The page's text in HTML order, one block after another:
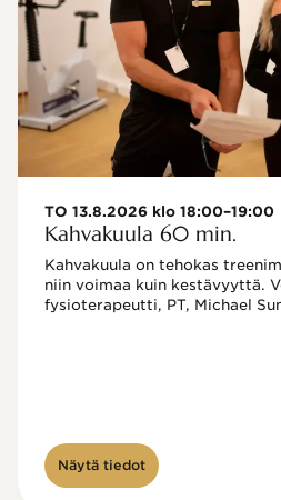
TO 13.8.2026 klo 18:00–19:00
Kahvakuula 60 min.
Kahvakuula on tehokas
niin voimaa kuin kestävyyttä.
fysioterapeutti, PT, Michael
Näytä tiedot